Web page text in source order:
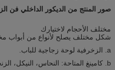
صور المنتج من الديكور الداخلي فن
مختلف الأحجام لاختيارك
شكل مختلف يصلح لأنواع من أبواب
a. الزخرفية لوحة زجاجية للباب.
b. كامينغ المتاحة: النحاس، النيكل، الزنجار.